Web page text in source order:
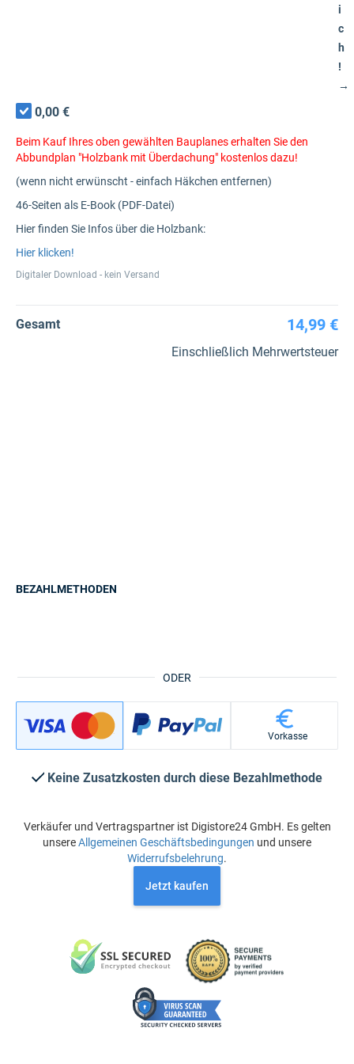
i
c
h
!
→
0,00 €
Beim Kauf Ihres oben gewählten Bauplanes erhalten Sie den
Abbundplan "Holzbank mit Überdachung" kostenlos dazu!
(wenn nicht erwünscht - einfach Häkchen entfernen)
46-Seiten als E-Book (PDF-Datei)
Hier finden Sie Infos über die Holzbank:
Hier klicken!
Digitaler Download - kein Versand
Gesamt 14,99 €
Einschließlich Mehrwertsteuer
ODER
BEZAHLMETHODEN
Vorkasse
Keine Zusatzkosten durch diese Bezahlmethode
Verkäufer und Vertragspartner ist Digistore24 GmbH. Es gelten
unsereAllgemeinen Geschäftsbedingungen und unsere
Widerrufsbelehrung.
Jetzt kaufen